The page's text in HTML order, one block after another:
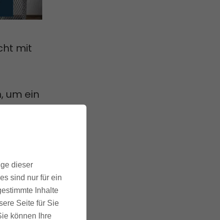
mit
um ein
dieser
sind nur für ein
Inhalte
Seite für Sie
können Ihre